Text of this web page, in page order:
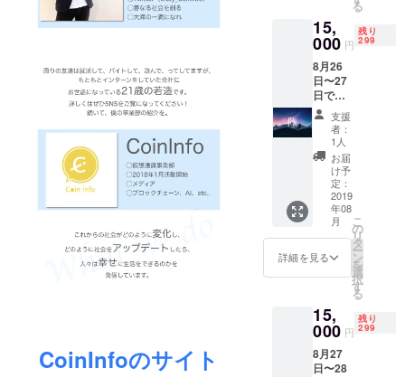
CoinInfoのサイト
が考え
てお送
りさせ
ていた
だきま
す笑
「※支援
時、必
ず備考
欄にご
希望の
お名前
をご記
入くだ
さい。
記入の
ない場
CAMPF
ユー
ザー名
いたし
ます。
の日程
もプラ
ンとし
て参加
してく
ださ
い。
「海」
とは間
違えな
いよう
にして
くださ
い。 事
前に
メール
にて、
くださ
い。 ・
名前 ・
参加日
程 ・職
る
15,
000 円
残り
299
8月26
日〜27
日で参
加する
人に向
けたプ
ランで
す。
コース
名は
「陸」
です。
連日参
加する
方は、
「必
の日程
もプラ
ンとし
て参加
してく
支援
者：
1人
お届
け予
定：
2019
年08
月
詳細を見る
こ
の
リ
タ
ー
ン
を
選
択
す
る
15,
000 円
残り
299
8月27
日〜28